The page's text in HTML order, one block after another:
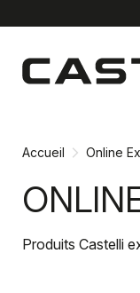
contenu
Accueil Online
Produits Castelli